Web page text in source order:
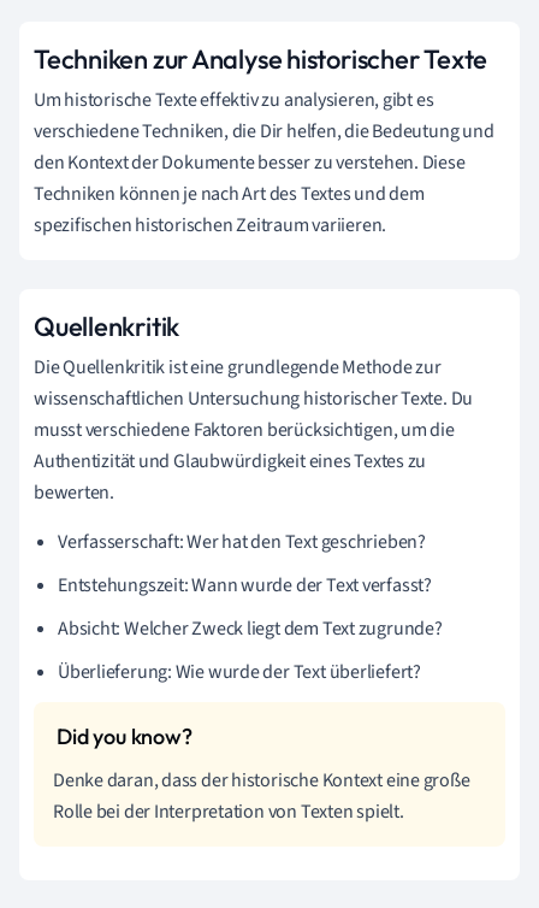
Techniken zur Analyse historischer Texte
Um historische Texte effektiv zu analysieren, gibt es
verschiedene Techniken, die Dir helfen, die Bedeutung und
den Kontext der Dokumente besser zu verstehen. Diese
Techniken können je nach Art des Textes und dem
spezifischen historischen Zeitraum variieren.
Quellenkritik
Die Quellenkritik ist eine grundlegende Methode zur
wissenschaftlichen Untersuchung historischer Texte. Du
musst verschiedene Faktoren berücksichtigen, um die
Authentizität und Glaubwürdigkeit eines Textes zu
bewerten.
Verfasserschaft: Wer hat den Text geschrieben?
Entstehungszeit: Wann wurde der Text verfasst?
Absicht: Welcher Zweck liegt dem Text zugrunde?
Überlieferung: Wie wurde der Text überliefert?
Denke daran, dass der historische Kontext eine große
Rolle bei der Interpretation von Texten spielt.